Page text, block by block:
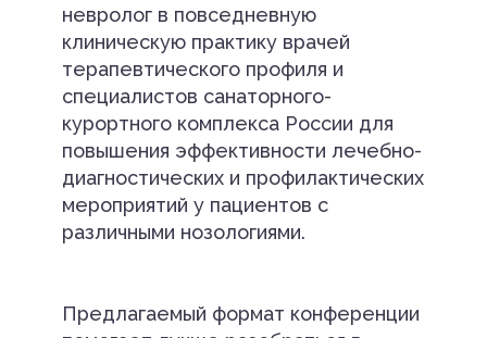
невролог в повседневную
клиническую практику врачей
терапевтического профиля и
специалистов санаторного-
курортного комплекса России для
повышения эффективности лечебно-
диагностических и профилактических
мероприятий у пациентов с
различными нозологиями.
Предлагаемый формат конференции